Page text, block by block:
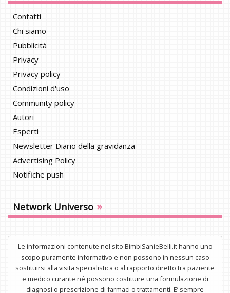
Contatti
Chi siamo
Pubblicità
Privacy
Privacy policy
Condizioni d'uso
Community policy
Autori
Esperti
Newsletter Diario della gravidanza
Advertising Policy
Notifiche push
Network Universo »
Le informazioni contenute nel sito BimbiSanieBelli.it hanno uno
scopo puramente informativo e non possono in nessun caso
sostituirsi alla visita specialistica o al rapporto diretto tra paziente
e medico curante né possono costituire una formulazione di
diagnosi o prescrizione di farmaci o trattamenti. E’ sempre